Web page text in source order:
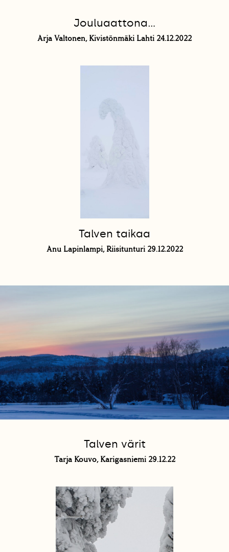
Jouluaattona...
Arja Valtonen, Kivistönmäki Lahti 24.12.2022
Talven taikaa
Anu Lapinlampi, Riisitunturi 29.12.2022
Talven värit
Tarja Kouvo, Karigasniemi 29.12.22